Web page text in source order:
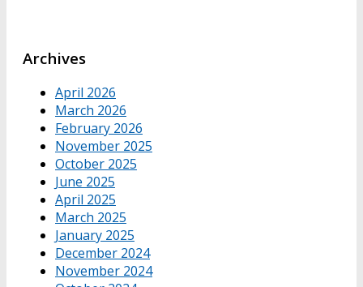
Archives
April 2026
March 2026
February 2026
November 2025
October 2025
June 2025
April 2025
March 2025
January 2025
December 2024
November 2024